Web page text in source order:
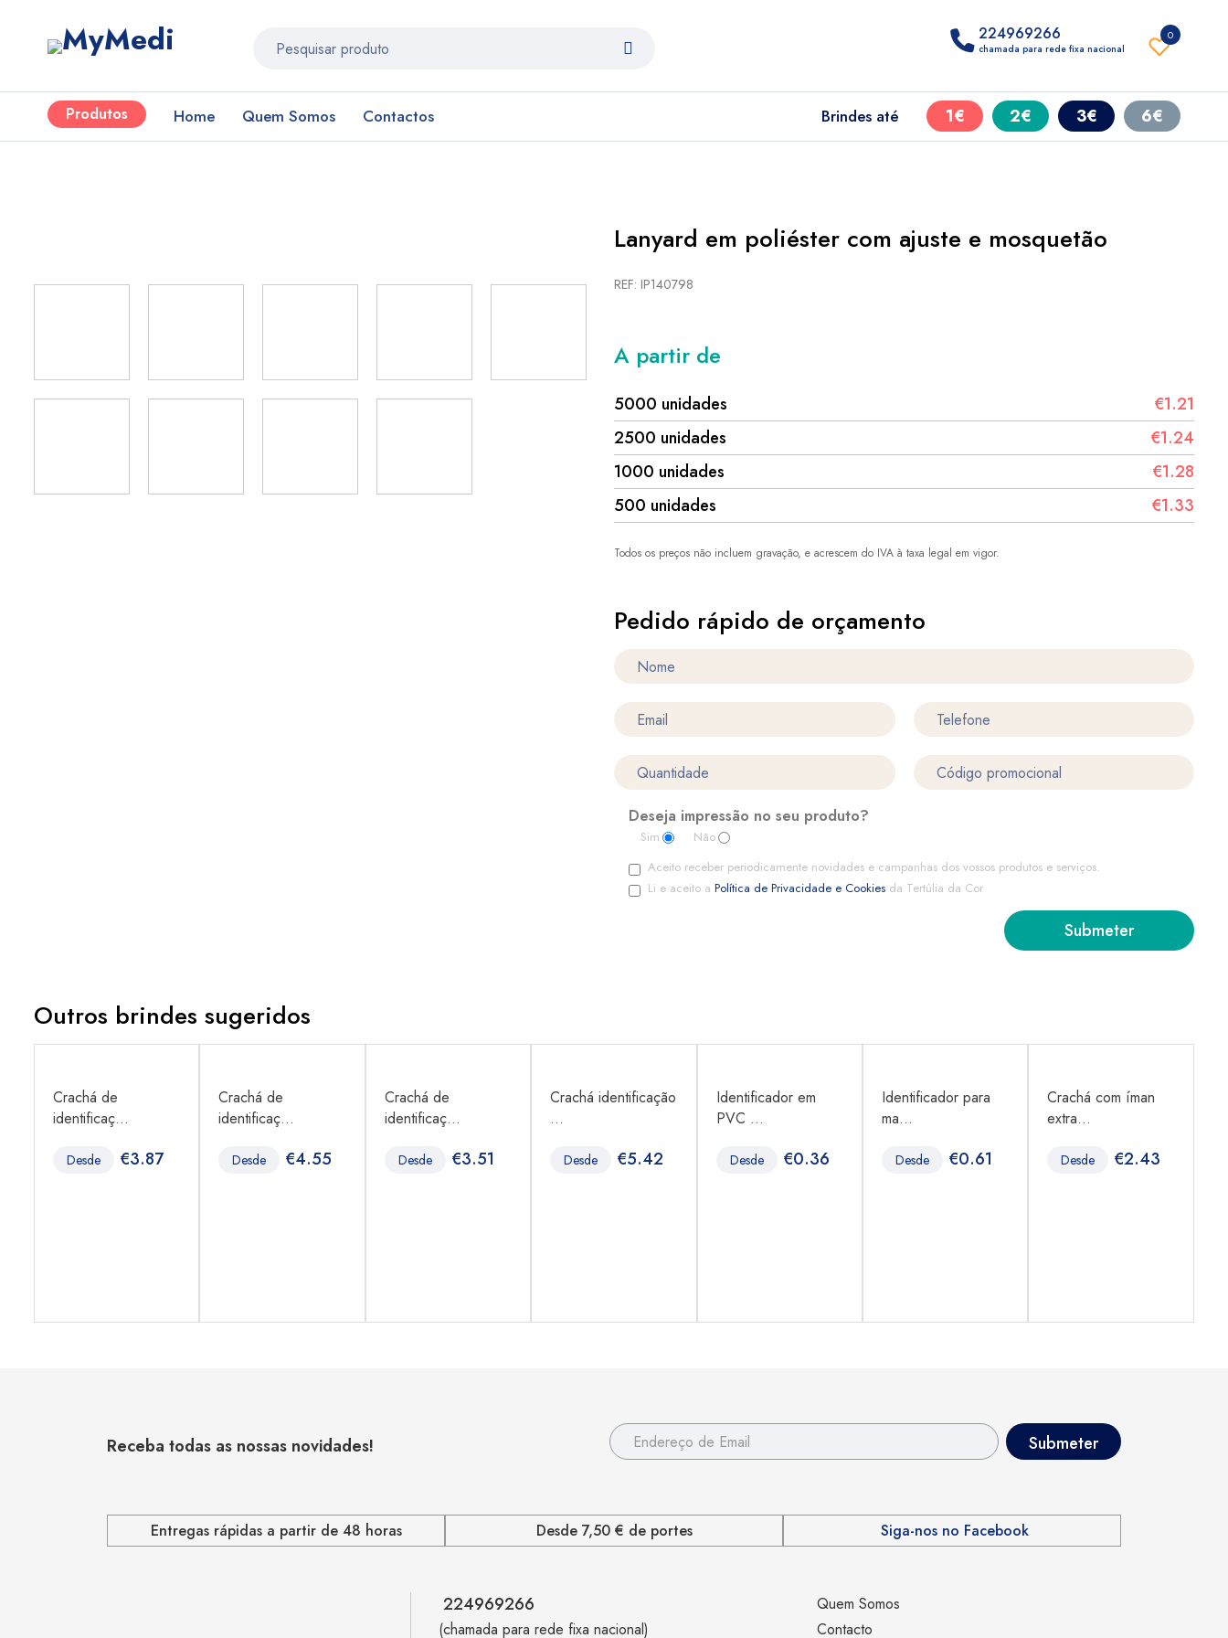
0
224969266
chamada para rede fixa nacional
Produtos Home Quem Somos Contactos Brindes até 1€ 2€ 3€ 6€
Lanyard em poliéster com ajuste e mosquetão
REF: IP140798
A partir de
5000 unidades
€1.21
2500 unidades
€1.24
1000 unidades
€1.28
500 unidades
€1.33
Todos os preços não incluem gravação, e acrescem do IVA à taxa legal em vigor.
Pedido rápido de orçamento
Deseja impressão no seu produto?
Sim
Não
Aceito receber periodicamente novidades e campanhas dos vossos produtos e serviços.
Li e aceito a Política de Privacidade e Cookies da Tertúlia da Cor
Outros brindes sugeridos
Crachá de
identificaç...
Desde €3.87
Crachá de
identificaç...
Desde €4.55
Crachá de
identificaç...
Desde €3.51
Crachá identificação
...
Desde €5.42
Identificador em
PVC ...
Desde €0.36
Identificador para
ma...
Desde €0.61
Crachá com íman
extra...
Desde €2.43
Receba todas as nossas novidades!
Entregas rápidas a partir de 48 horas Desde 7,50 € de portes Siga-nos no Facebook
224969266
(chamada para rede fixa nacional)
Quem Somos
Contacto